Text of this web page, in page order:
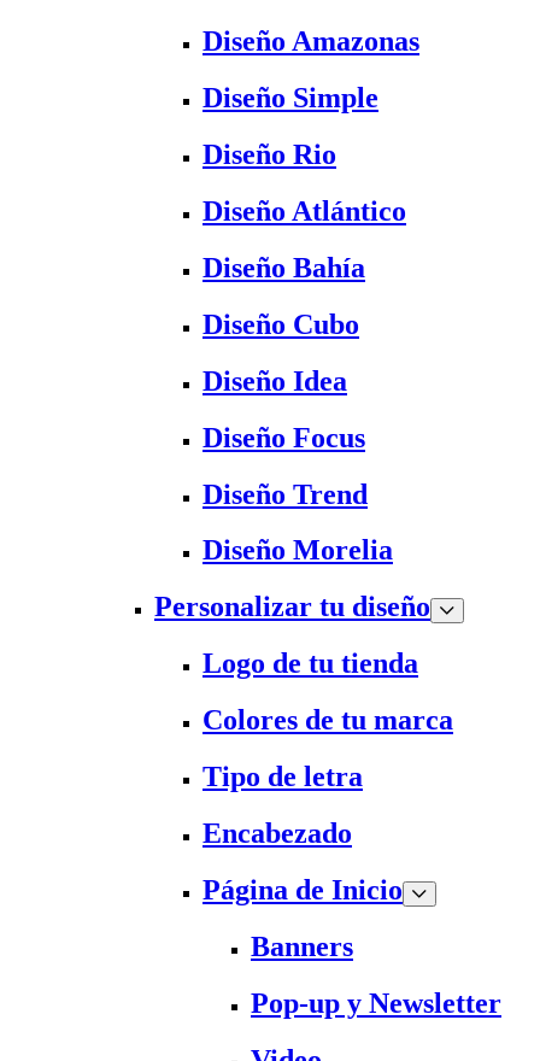
Diseño Amazonas
Diseño Simple
Diseño Rio
Diseño Atlántico
Diseño Bahía
Diseño Cubo
Diseño Idea
Diseño Focus
Diseño Trend
Diseño Morelia
Personalizar tu diseño
Logo de tu tienda
Colores de tu marca
Tipo de letra
Encabezado
Página de Inicio
Banners
Pop-up y Newsletter